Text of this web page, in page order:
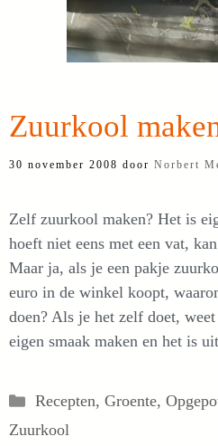
Zuurkool
30 november 2008 door Norbert
Zelf zuurkool maken? Het is
hoeft niet eens met een vat,
Maar ja, als je een pakje
euro in de winkel koopt,
doen? Als je het zelf doet,
eigen smaak maken en het is
Categorieën
Recepten, Groente,
Zuurkool